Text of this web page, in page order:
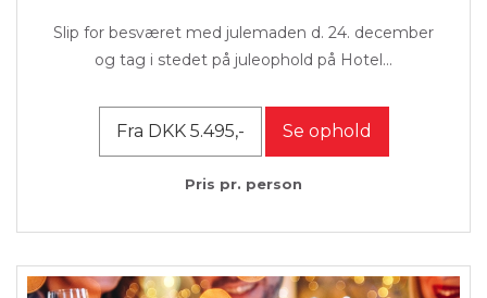
Slip for besværet med julemaden d. 24. december
og tag i stedet på juleophold på Hotel...
Fra DKK 5.495,- Se ophold
Pris pr. person